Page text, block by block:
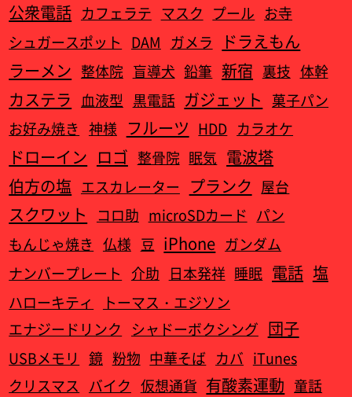
公衆電話 カフェラテ マスク プール お寺
シュガースポット
DAM ガメラ
ドラえもん
ラーメン 整体院 盲導犬 鉛筆 新宿 裏技 体幹
カステラ 血液型 黒電話 ガジェット
菓子パン
お好み焼き 神様 フルーツ HDD カラオケ
ドローイン ロゴ 整骨院 眠気 電波塔
伯方の塩 エスカレーター プランク 屋台
スクワット コロ助 microSDカード パン
もんじゃ焼き 仏様 豆 iPhone ガンダム
ナンバープレート
介助 日本発祥 睡眠 電話 塩
ハローキティ
トーマス・エジソン
エナジードリンク
シャドーボクシング 団子
USBメモリ 鏡 粉物 中華そば カバ iTunes
クリスマス バイク 仮想通貨 有酸素運動 童話